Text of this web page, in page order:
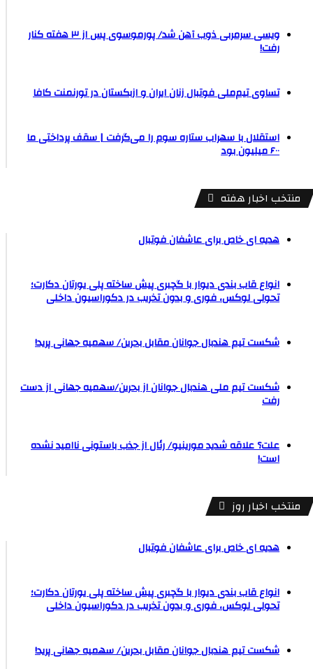
ویسی سرمربی ذوب آهن شد/ پورموسوی پس از ۳ هفته کنار
رفت!
تساوی تیم‌ملی فوتبال زنان ایران و ازبکستان در تورنمنت کافا
استقلال با سهراب ستاره سوم را می‌گرفت | سقف پرداختی ما
۶۰۰ میلیون بود
منتخب اخبار هفته
هدیه ای خاص برای عاشفان فوتبال
انواع قاب بندی دیوار با گچبری پیش ساخته پلی یورتان دکارت؛
تحولی لوکس، فوری و بدون تخریب در دکوراسیون داخلی
شکست تیم هندبال جوانان مقابل بحرین/ سهمیه جهانی پرید!
شکست تیم ملی هندبال جوانان از بحرین/سهمیه جهانی از دست
رفت
علت؟ علاقه شدید مورینیو/ رئال از جذب باستونی ناامید نشده
است!
منتخب اخبار روز
هدیه ای خاص برای عاشفان فوتبال
انواع قاب بندی دیوار با گچبری پیش ساخته پلی یورتان دکارت؛
تحولی لوکس، فوری و بدون تخریب در دکوراسیون داخلی
شکست تیم هندبال جوانان مقابل بحرین/ سهمیه جهانی پرید!